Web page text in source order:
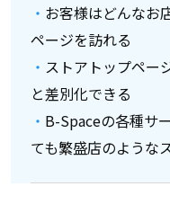
お客様はどんなお
ページを訪れる
ストアトップペー
と差別化できる
B-Spaceの各種サ
ても繁盛店のような